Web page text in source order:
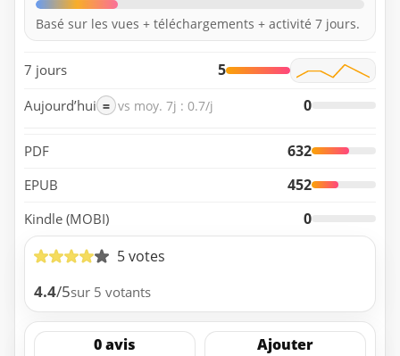
Basé sur les vues + téléchargements + activité 7 jours.
7 jours 5
Aujourd’hui = vs moy. 7j : 0.7/j 0
PDF 632
EPUB 452
Kindle (MOBI)
0
5 votes
4.4/5sur 5 votants
0 avis Ajouter